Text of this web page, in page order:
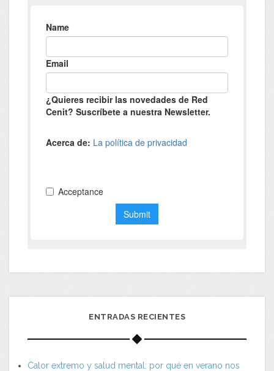
ENTRADAS RECIENTES
Calor extremo y salud mental: por qué en verano nos